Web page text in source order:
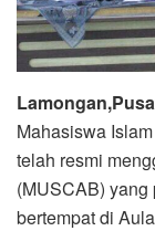
Mahasiswa
telah resmi
(MUSCAB)
bertempat di